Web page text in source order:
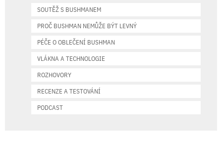
SOUTĚŽ S BUSHMANEM
PROČ BUSHMAN NEMŮŽE BÝT LEVNÝ
PÉČE O OBLEČENÍ BUSHMAN
VLÁKNA A TECHNOLOGIE
ROZHOVORY
RECENZE A TESTOVÁNÍ
PODCAST